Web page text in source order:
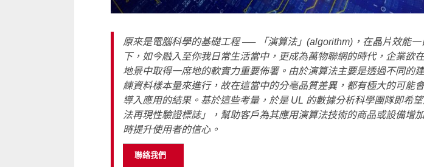
原來是電腦科學的基礎工程 ── 「演算法」(algorithm)，在晶片效能一
下，如今融入至你我日常生活當中，更成為萬物聯網的時代，企業欲
地景中取得一席地的軟實力重要佈署。由於演算法主要是透過不同的
練資料樣本量來進行，故在這當中的分亳品質差異，都有極大的可能
導入應用的結果。基於這些考量，於是 UL 的數據分析科學團隊即希
法再現性驗證標誌」，幫助客戶為其應用演算法技術的商品或設備增
時提升使用者的信心。
聯絡我們